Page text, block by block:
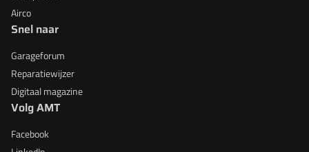
Airco
Snel naar
Garageforum
Reparatiewijzer
Digitaal magazine
Volg AMT
Facebook